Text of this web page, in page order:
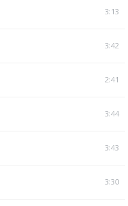
3:13
3:42
2:41
3:44
3:43
3:30